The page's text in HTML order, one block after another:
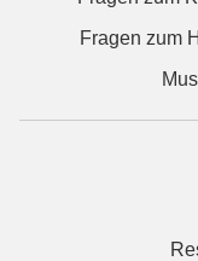
Fragen zum